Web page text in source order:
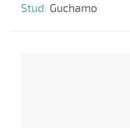
Stud: Guchamo